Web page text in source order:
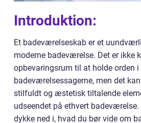
Introduktion:
Et badeværelseskab er et
moderne badeværelse. Det er ikke
opbevaringsrum til at holde orden i
badeværelsessagerne, men det
stilfuldt og æstetisk tiltalende
udseendet på ethvert
dykke ned i, hvad du bør vide om